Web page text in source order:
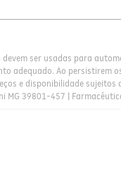
ser usadas para
adequado. Ao persistirem
e disponibilidade sujeitos
39801-457 |